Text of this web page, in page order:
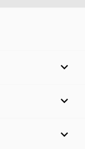


